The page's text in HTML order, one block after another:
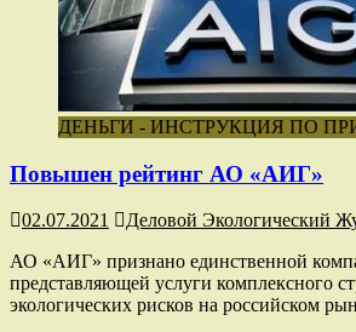
ДЕНЬГИ - ИНСТРУКЦИЯ ПО
Повышен рейтинг АО «АИГ»
02.07.2021 Деловой Экологический
АО «АИГ» признано единственной
представляющей услуги комплексного
экологических рисков на российском